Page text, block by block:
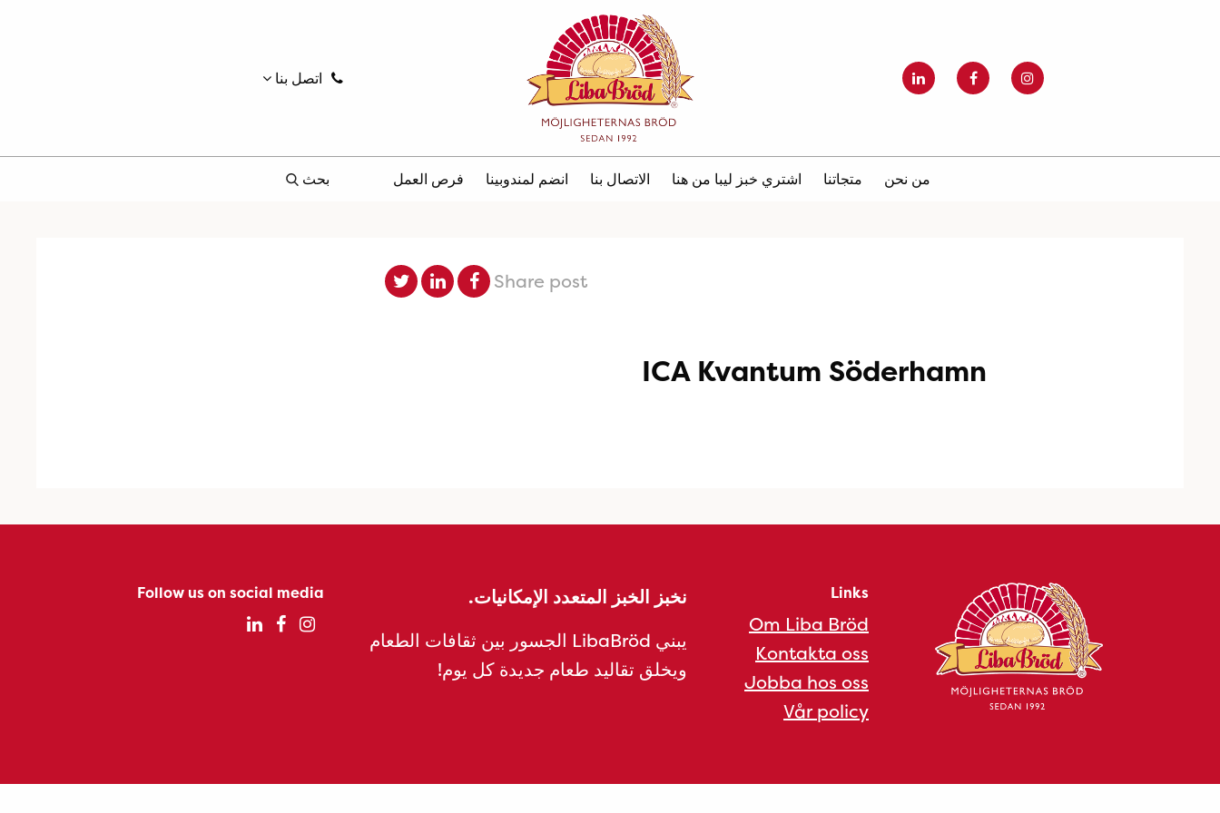
اتصل بنا
من نحن متجاتنا اشتري خبز ليبا من هنا الاتصال بنا انضم لمندوبينا فرص العمل بحث
Share post
ICA Kvantum Söderhamn
Links
Om Liba Bröd
Kontakta oss
Jobba hos oss
Vår policy
نخبز الخبز المتعدد الإمكانيات.
يبني LibaBröd الجسور بين ثقافات الطعام
ويخلق تقاليد طعام جديدة كل يوم!
Follow us on social media